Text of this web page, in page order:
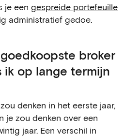
je een gespreide portefeuille
administratief gedoe.
broker
ik op lange termijn
denken in het eerste jaar,
je zou denken over een
jaar. Een verschil in